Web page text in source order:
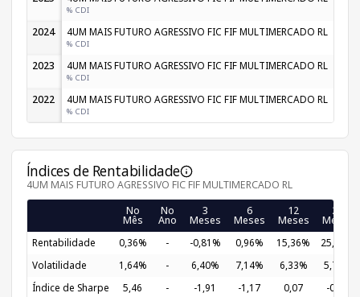
% CDI
2024 4UM MAIS FUTURO AGRESSIVO FIC FIF MULTIMERCADO RL
% CDI
2023 4UM MAIS FUTURO AGRESSIVO FIC FIF MULTIMERCADO RL
% CDI
2022 4UM MAIS FUTURO AGRESSIVO FIC FIF MULTIMERCADO RL
% CDI
Índices de Rentabilidade
4UM MAIS FUTURO AGRESSIVO FIC FIF MULTIMERCADO RL
No
Mês
No
Ano
3
Meses
6
Meses
12
Meses
24
Meses
Rentabilidade 0,36% - -0,81% 0,96% 15,36%
25,09%
Volatilidade
1,64% - 6,40% 7,14% 6,33%
5,74%
Índice de Sharpe
5,46 - -1,91 -1,17 0,07 -0,21